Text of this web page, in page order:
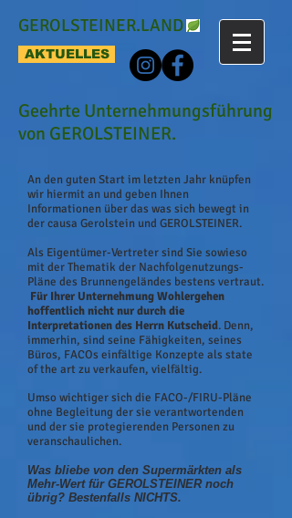
GEROLSTEINER.LAND
AKTUELLES
Geehrte Unternehmungsführung
von GEROLSTEINER.
An den guten Start im letzten Jahr knüpfen
wir hiermit an und geben Ihnen
Informationen über das was sich bewegt in
der causa Gerolstein und GEROLSTEINER.
Als Eigentümer-Vertreter sind Sie sowieso
mit der Thematik der Nachfolgenutzungs-
Pläne des Brunnengeländes bestens vertraut.
Für Ihrer Unternehmung Wohlergehen
hoffentlich nicht nur durch die
Interpretationen des Herrn Kutscheid. Denn,
immerhin, sind seine Fähigkeiten, seines
Büros, FACOs einfältige Konzepte als state
of the art zu verkaufen, vielfältig.
Umso wichtiger sich die FACO-/FIRU-Pläne
ohne Begleitung der sie verantwortenden
und der sie protegierenden Personen zu
veranschaulichen.
Was bliebe von den Supermärkten als
Mehr-Wert für GEROLSTEINER noch
übrig? Bestenfalls NICHTS.